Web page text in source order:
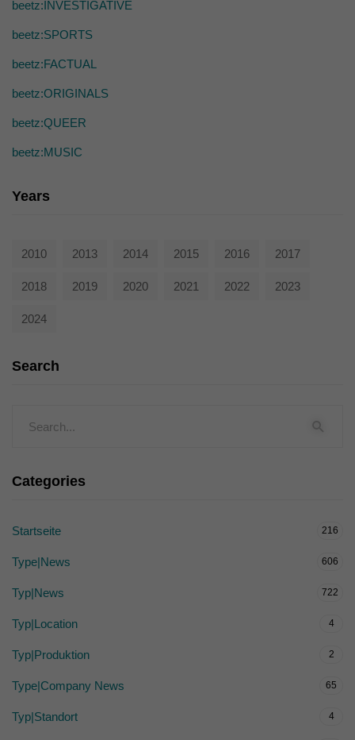
beetz:INVESTIGATIVE
beetz:SPORTS
beetz:FACTUAL
beetz:ORIGINALS
beetz:QUEER
beetz:MUSIC
Years
2010 2013 2014 2015 2016 2017
2018 2019 2020 2021 2022 2023
2024
Search
Categories
Startseite 216
Type|News 606
Typ|News 722
Typ|Location 4
Typ|Produktion 2
Type|Company News 65
Typ|Standort 4
die einwandfreie Funktion der Website erforderlich.
Externe Medien (7)
standardmäßig blockiert. Wenn Cookies von externen Medien akzeptiert
mehr.